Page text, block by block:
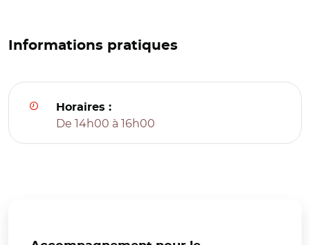
Informations pratiques
Horaires :
De 14h00 à 16h00